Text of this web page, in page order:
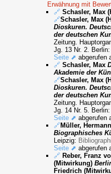
Erwähnung mit
🔗 Schasler, Max
🔗Schasler, Max
Dioskuren.
der deutschen
Zeitung.
Jg. 13 Nr. 2.
Seite ⬈ abgerufen
🔗 Schasler, Max
Akademie der
🔗Schasler, Max
Dioskuren.
der deutschen
Zeitung.
Jg. 14 Nr. 5.
Seite ⬈ abgerufen
🔗Müller,
Biographisches
Leipzig:
Seite ⬈ abgerufen
🔗 Reber, Franz
(Mitwirkung)
Friedrich